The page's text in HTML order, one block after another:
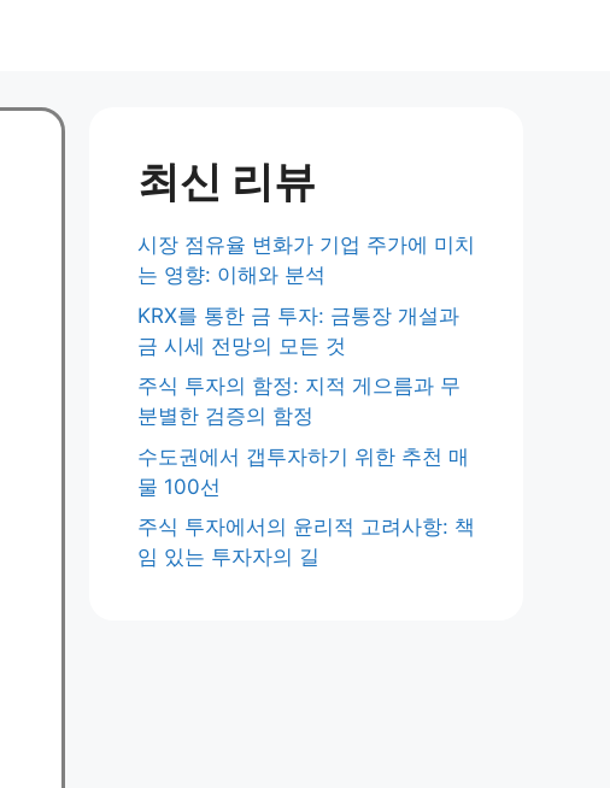
최신 리뷰
시장 점유율 변화가 기업 주가에 미치
는 영향: 이해와 분석
KRX를 통한 금 투자: 금통장 개설과
금 시세 전망의 모든 것
주식 투자의 함정: 지적 게으름과 무
분별한 검증의 함정
수도권에서 갭투자하기 위한 추천 매
물 100선
주식 투자에서의 윤리적 고려사항: 책
임 있는 투자자의 길